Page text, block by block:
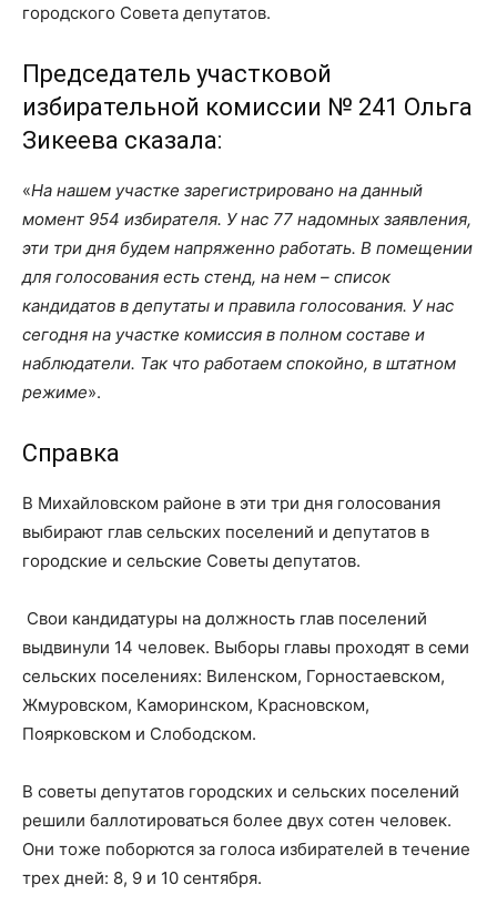
городского Совета депутатов.
Председатель участковой
избирательной комиссии № 241 Ольга
Зикеева сказала:
«На нашем участке зарегистрировано на данный
момент 954 избирателя. У нас 77 надомных заявления,
эти три дня будем напряженно работать. В помещении
для голосования есть стенд, на нем – список
кандидатов в депутаты и правила голосования. У нас
сегодня на участке комиссия в полном составе и
наблюдатели. Так что работаем спокойно, в штатном
режиме».
Справка
В Михайловском районе в эти три дня голосования
выбирают глав сельских поселений и депутатов в
городские и сельские Советы депутатов.
Свои кандидатуры на должность глав поселений
выдвинули 14 человек. Выборы главы проходят в семи
сельских поселениях: Виленском, Горностаевском,
Жмуровском, Каморинском, Красновском,
Поярковском и Слободском.
В советы депутатов городских и сельских поселений
решили баллотироваться более двух сотен человек.
Они тоже поборются за голоса избирателей в течение
трех дней: 8, 9 и 10 сентября.